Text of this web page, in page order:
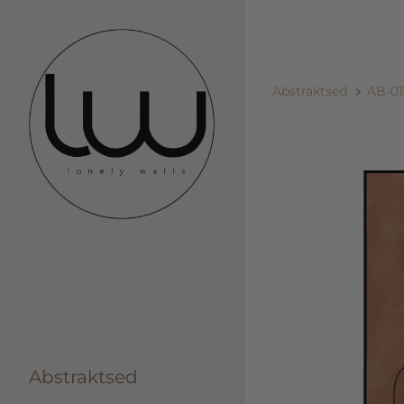
Abstraktsed
Abstraktsed AB-